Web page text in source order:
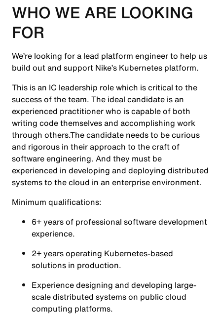
WHO WE ARE LOOKING
FOR
We’re looking for a lead platform engineer to help us
build out and support Nike’s Kubernetes platform.
This is an IC leadership role which is critical to the
success of the team. The ideal candidate is an
experienced practitioner who is capable of both
writing code themselves and accomplishing work
through others.The candidate needs to be curious
and rigorous in their approach to the craft of
software engineering. And they must be
experienced in developing and deploying distributed
systems to the cloud in an enterprise environment.
Minimum qualifications:
6+ years of professional software development
experience.
2+ years operating Kubernetes-based
solutions in production.
Experience designing and developing large-
scale distributed systems on public cloud
computing platforms.